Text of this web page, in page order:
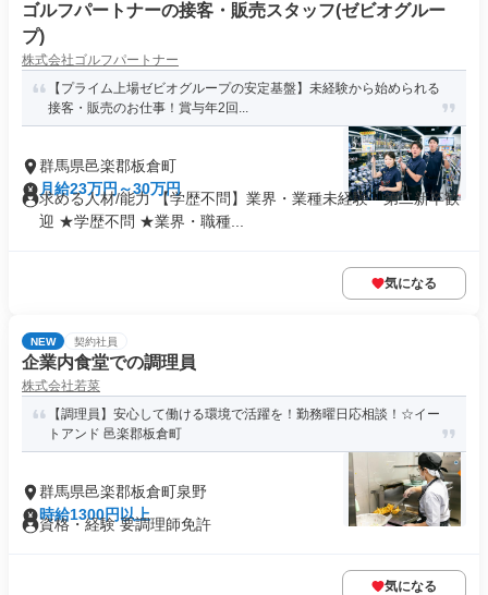
ゴルフパートナーの接客・販売スタッフ(ゼビオグルー
プ)
株式会社ゴルフパートナー
【プライム上場ゼビオグループの安定基盤】未経験から始められる
接客・販売のお仕事！賞与年2回...
群馬県邑楽郡板倉町
月給23万円～30万円
求める人材/能力 【学歴不問】業界・業種未経験・第⼆新卒歓
迎 ★学歴不問 ★業界・職種...
気になる
NEW 契約社員
企業内食堂での調理員
株式会社若菜
【調理員】安心して働ける環境で活躍を！勤務曜日応相談！☆イー
トアンド 邑楽郡板倉町
群馬県邑楽郡板倉町泉野
時給1300円以上
資格・経験 要調理師免許
気になる